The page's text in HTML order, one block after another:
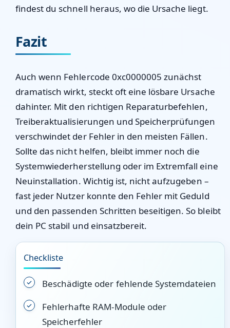
findest du schnell heraus, wo die Ursache liegt.
Fazit
Auch wenn Fehlercode 0xc0000005 zunächst
dramatisch wirkt, steckt oft eine lösbare Ursache
dahinter. Mit den richtigen Reparaturbefehlen,
Treiberaktualisierungen und Speicherprüfungen
verschwindet der Fehler in den meisten Fällen.
Sollte das nicht helfen, bleibt immer noch die
Systemwiederherstellung oder im Extremfall eine
Neuinstallation. Wichtig ist, nicht aufzugeben –
fast jeder Nutzer konnte den Fehler mit Geduld
und den passenden Schritten beseitigen. So bleibt
dein PC stabil und einsatzbereit.
Checkliste
Beschädigte oder fehlende Systemdateien
Fehlerhafte RAM-Module oder
Speicherfehler